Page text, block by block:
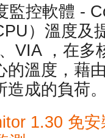
監控軟體 -
）溫度及
VIA ，在多
的溫度，藉
造成的負荷
1.30 免